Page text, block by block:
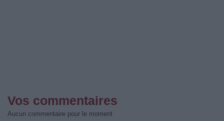
Vos commentaires
Aucun commentaire pour le moment